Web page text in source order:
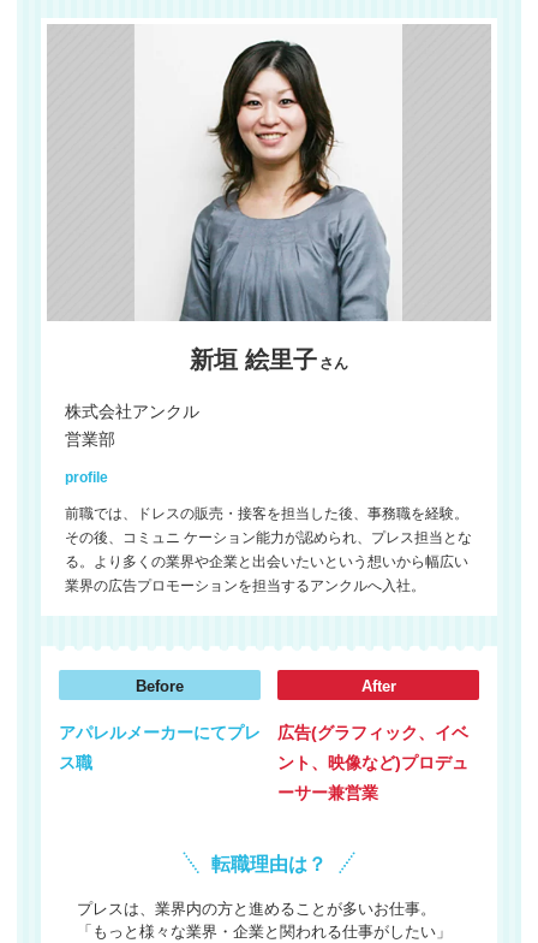
新垣 絵里子 さん
株式会社アンクル
営業部
profile
前職では、ドレスの販売・接客を担当した後、事務職を経験。
その後、コミュニ ケーション能力が認められ、プレス担当とな
る。より多くの業界や企業と出会いたいという想いから幅広い
業界の広告プロモーションを担当するアンクルへ入社。
Before
アパレルメーカーにてプレ
ス職
After
広告(グラフィック、イベ
ント、映像など)プロデュ
ーサー兼営業
転職理由は？
プレスは、業界内の方と進めることが多いお仕事。
「もっと様々な業界・企業と関われる仕事がしたい」